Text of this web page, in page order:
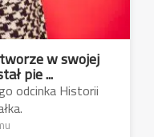
w swojej
pie ...
odcinka Historii